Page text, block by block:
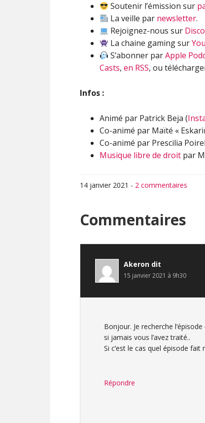
Soutenir l’émission sur
La veille par newsletter.
Rejoignez-nous sur
La chaine gaming sur
S’abonner parApple
Casts, en RSS, ou
Infos :
Animé par Patrick Beja (
Co-animé par Maïté «
Co-animé par Prescilia
Musique libre de droit par
14 janvier 2021 - 2 commentaires
Interactions
du
lecteur
Commentaires
Akeron dit
15 janvier 2021 à 9h30
Bonjour. Je recherche
si jamais vous l’avez traité..
Si c’est le cas quel épisode
Répondre